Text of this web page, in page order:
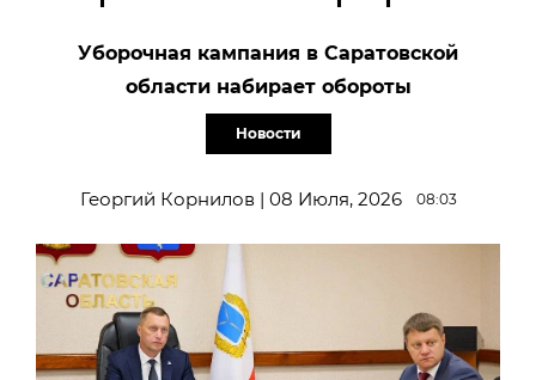
Уборочная кампания в Саратовской
области набирает обороты
Новости
Георгий Корнилов | 08 Июля, 2026 08:03